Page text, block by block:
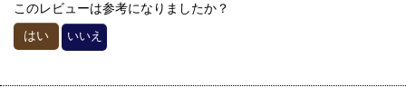
～20代
30代
並び順:
このレビューは参考になりましたか？
はい
いいえ